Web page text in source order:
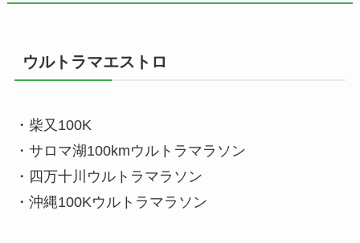
ウルトラマエストロ
・柴又100K
・サロマ湖100kmウルトラマラソン
・四万十川ウルトラマラソン
・沖縄100Kウルトラマラソン